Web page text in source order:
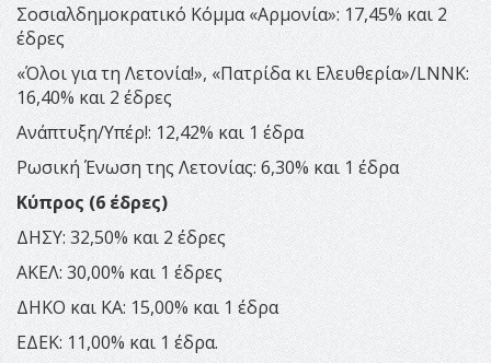
Σοσιαλδημοκρατικό Κόμμα «Αρμονία»: 17,45% και 2
έδρες
«Όλοι για τη Λετονία!», «Πατρίδα κι Ελευθερία»/LNNK:
16,40% και 2 έδρες
Ανάπτυξη/Υπέρ!: 12,42% και 1 έδρα
Ρωσική Ένωση της Λετονίας: 6,30% και 1 έδρα
Κύπρος (6 έδρες)
ΔΗΣΥ: 32,50% και 2 έδρες
ΑΚΕΛ: 30,00% και 1 έδρες
ΔΗΚΟ και ΚΑ: 15,00% και 1 έδρα
ΕΔΕΚ: 11,00% και 1 έδρα.